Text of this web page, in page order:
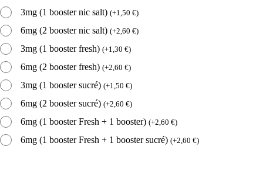
3mg (1 booster nic salt) (+1,50 €)
6mg (2 booster nic salt) (+2,60 €)
3mg (1 booster fresh) (+1,30 €)
6mg (2 booster fresh) (+2,60 €)
3mg (1 booster sucré) (+1,50 €)
6mg (2 booster sucré) (+2,60 €)
6mg (1 booster Fresh + 1 booster) (+2,60 €)
6mg (1 booster Fresh + 1 booster sucré) (+2,60 €)